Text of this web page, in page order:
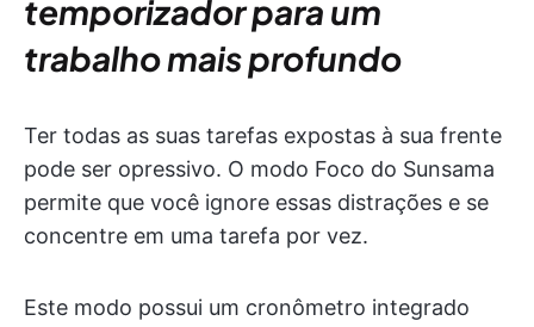
temporizador para um
trabalho mais profundo
Ter todas as suas tarefas expostas à sua frente
pode ser opressivo. O modo Foco do Sunsama
permite que você ignore essas distrações e se
concentre em uma tarefa por vez.
Este modo possui um cronômetro integrado